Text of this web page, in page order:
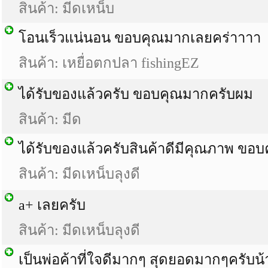
สินค้า: มีดเหน็บ
โอนเร็วแน่นอน ขอบคุณมากเลยคร่าาาา
สินค้า: เหยื่อตกปลา fishingEZ
ได้รับของแล้วครับ ขอบคุณมากครับผม
สินค้า: มีด
ได้รับของแล้วครับสินค้าดีมีคุณภาพ ขอ
สินค้า: มีดเหน็บลุงดี
a+ เลยครับ
สินค้า: มีดเหน็บลุงดี
เป็นพ่อค้าที่ใจดีมากๆ สุดยอดมากๆครับน้